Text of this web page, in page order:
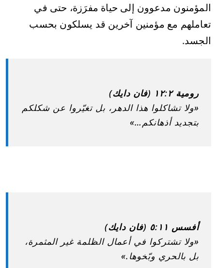
المؤمنون مدعوون إلى حياة مفرَزة، حتى في
تعاملهم مع مؤمنين آخرين قد يسلكون بحسب
الجسد.
رومية ١٢:٢ (فان دايك)
«ولا تشاكلوا هذا الدهر، بل تغيّروا عن شكلكم
بتجديد أذهانكم…»
أفسس ٥:١١ (فان دايك)
«ولا تشتركوا في أعمال الظلمة غير المثمرة،
بل بالحري وبّخوها.»